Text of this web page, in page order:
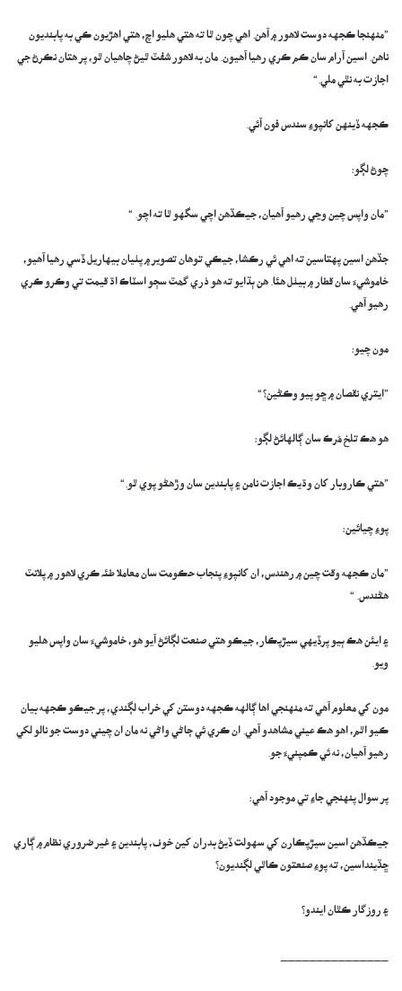
”منهنجا ڪجهه دوست لاهور ۾ آهن. اهي چون ٿا ته هتي هليو اچ، هتي اهڙيون ڪي به پابنديون
ناهن. اسين آرام سان ڪم ڪري رهيا آهيون. مان به لاهور شفٽ ٿيڻ چاهيان ٿو، پر هتان نڪرڻ جي
اجازت به نٿي ملي.“
ڪجهه ڏينهن کانپوءِ سندس فون آئي.
چوڻ لڳو:
”مان واپس چين وڃي رهيو آهيان، جيڪڏهن اچي سگهو ٿا ته اچو. “
جڏهن اسين پهتاسين ته اهي ئي رڪشا، جيڪي توهان تصوير ۾ پٺيان بيهاريل ڏسي رهيا آهيو،
خاموشيءَ سان قطار ۾ بيٺل هئا. هن ٻڌايو ته هو ذري گھٽ سڄو اسٽاڪ اڌ قيمت تي وڪرو ڪري
رهيو آهي.
مون چيو:
”ايتري نقصان ۾ ڇو پيو وڪڻين؟“
هو هڪ تلخ مُرڪ سان ڳالهائڻ لڳو:
”هتي ڪاروبار کان وڌيڪ اجازت نامن ۽ پابندين سان وڙهڻو پوي ٿو.“
پوءِ چيائين:
”مان ڪجهه وقت چين ۾ رهندس، ان کانپوءِ پنجاب حڪومت سان معاملا طئہ ڪري لاهور ۾ پلانٽ
ھڻندس. “
۽ ايئن هڪ ٻيو پرڏيهي سيڙپڪار، جيڪو هتي صنعت لڳائڻ آيو هو، خاموشيءَ سان واپس هليو
ويو.
مون کي معلوم آهي ته منهنجي اها ڳالهه ڪجهه دوستن کي خراب لڳندي، پر جيڪو ڪجهه بيان
ڪيو اٿم، اهو هڪ عيني مشاهدو آهي. ان ڪري ئي ڄاڻي واڻي نه مان ان چيني دوست جو نالو لکي
رهيو آهيان، نه ئي ڪمپنيءَ جو.
پر سوال پنهنجي جاءِ تي موجود آهي:
جيڪڏهن اسين سيڙپڪارن کي سهولت ڏيڻ بدران کين خوف، پابندين ۽ غير ضروري نظام ۾ ڳاري
ڇڏينداسين، ته پوءِ صنعتون ڪاٿي لڳنديون؟
۽ روزگار ڪٿان ايندو؟